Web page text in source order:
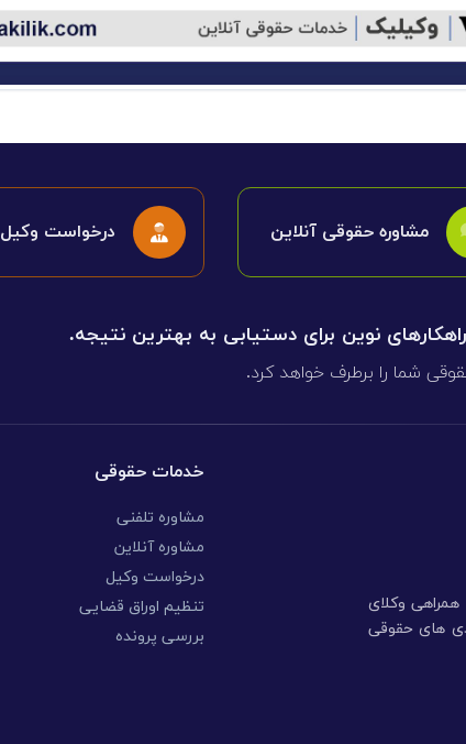
مشاوره حقوقی آنلاین درخواست وکیل
نوین برای دستیابی به بهترین نتیجه.
شما را برطرف خواهد کرد.
همراهی وکلای
های حقوقی
خدمات حقوقی
مشاوره تلفنی
مشاوره آنلاین
درخواست وکیل
تنظیم اوراق قضایی
بررسی پرونده